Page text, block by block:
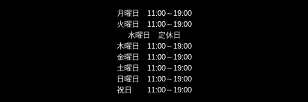
月曜日 11:00～19:00
火曜日 11:00～19:00
水曜日 定休日
木曜日 11:00～19:00
金曜日 11:00～19:00
土曜日 11:00～19:00
日曜日 11:00～19:00
祝日 11:00～19:00